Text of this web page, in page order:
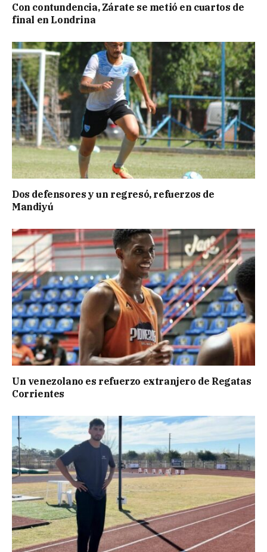
Con contundencia, Zárate se metió en cuartos de
final en Londrina
Dos defensores y un regresó, refuerzos de
Mandiyú
Un venezolano es refuerzo extranjero de Regatas
Corrientes